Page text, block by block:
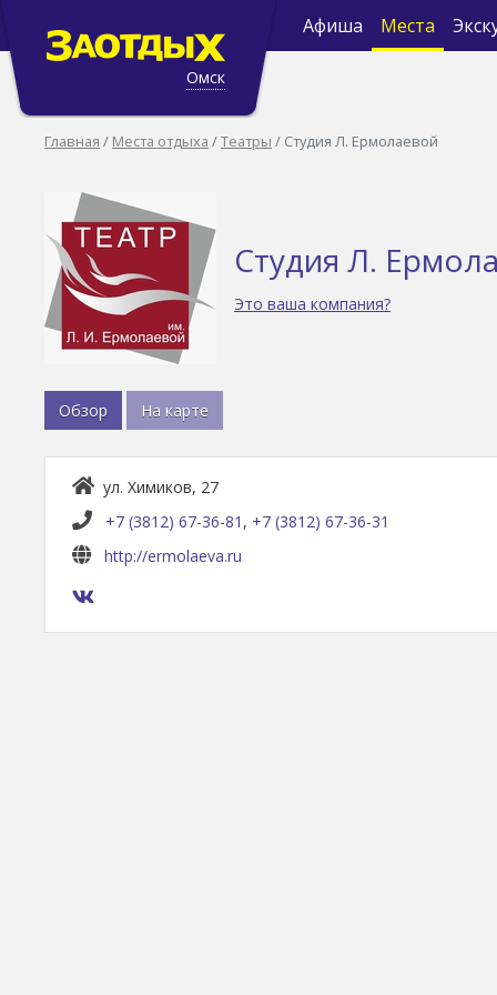
Омск
Афиша Места
Главная Места отдыха Театры Студия Л. Ермолаевой
Студия Л.
Это ваша компания?
Обзор На карте
ул. Химиков, 27
+7 (3812) 67-36-81 , +7 (3812) 67-36-31
http://ermolaeva.ru